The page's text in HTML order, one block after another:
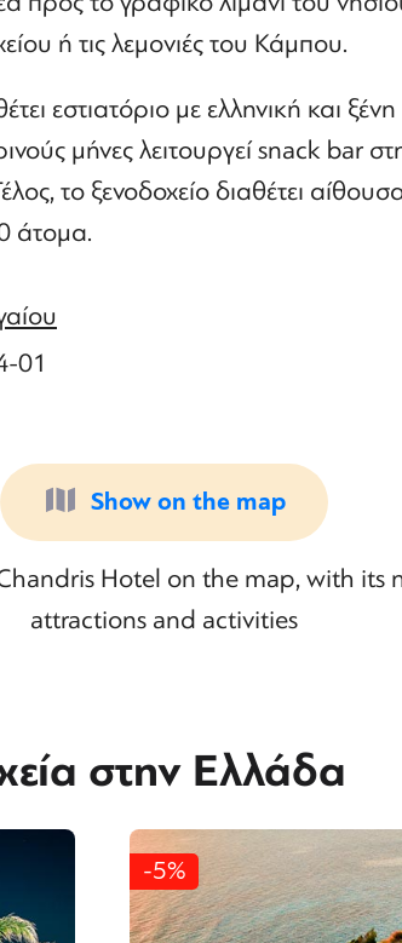
ή τις λεμονιές του Κάμπου.
εστιατόριο με ελληνική και
μήνες λειτουργεί snack bar
το ξενοδοχείο διαθέτει
άτομα.
01
Show on the map
Hotel on the map, with its
attractions and activities
στην Ελλάδα
-5%